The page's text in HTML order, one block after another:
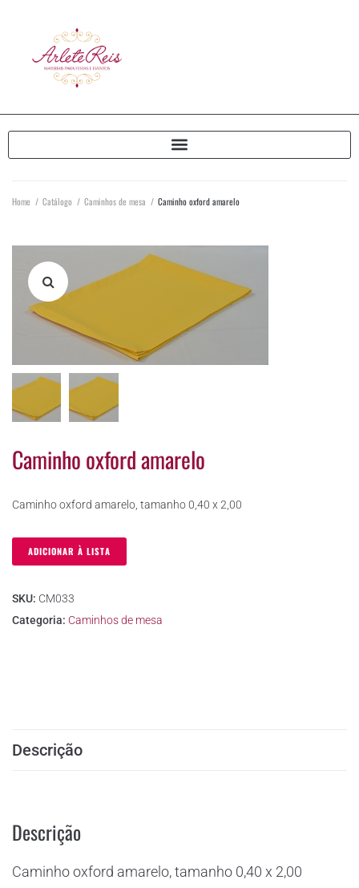
Home / Catálogo / Caminhos de mesa / Caminho oxford amarelo
Caminho oxford amarelo
Caminho oxford amarelo, tamanho 0,40 x 2,00
ADICIONAR À LISTA
SKU: CM033
Categoria: Caminhos de mesa
Descrição
Descrição
Caminho oxford amarelo, tamanho 0,40 x 2,00